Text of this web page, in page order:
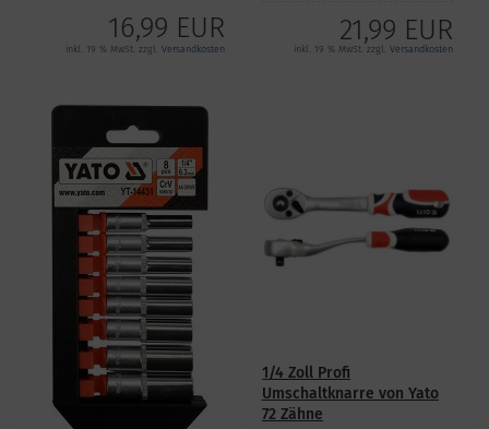
16,99 EUR
inkl. 19 % MwSt. zzgl.Versandkosten
21,99 EUR
inkl. 19 % MwSt. zzgl. Versandkosten
1/4 Zoll Profi
Umschaltknarre von Yato
72 Zähne